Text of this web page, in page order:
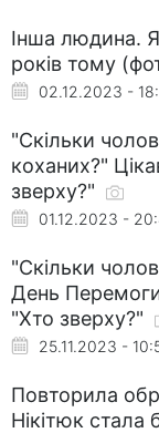
Інша людина.
років тому
02.12.2023 -
"Скільки
коханих?"
зверху?"
01.12.2023 -
"Скільки
День
"Хто зверху?"
25.11.2023 -
Повторила
Нікітюк